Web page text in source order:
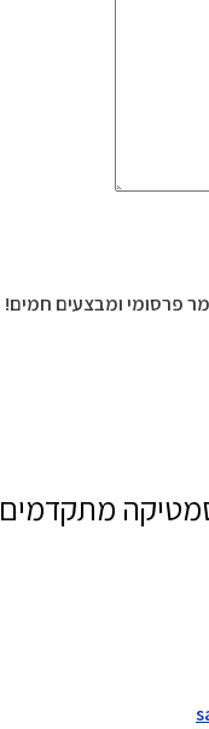
פרסומי ומבצעים חמים!
מתקדמים